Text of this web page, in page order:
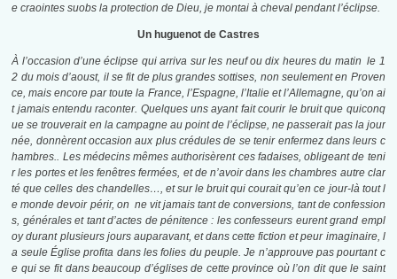
e craointes suobs la protection de Dieu, je montai à cheval pendant l’éclipse.
Un huguenot de Castres
À l’occasion d’une éclipse qui arriva sur les neuf ou dix heures du matin le 1
2 du mois d’aoust, il se fit de plus grandes sottises, non seulement en Proven
ce, mais encore par toute la France, l’Espagne, l’Italie et l’Allemagne, qu’on ai
t jamais entendu raconter. Quelques uns ayant fait courir le bruit que quiconq
ue se trouverait en la campagne au point de l’éclipse, ne passerait pas la jour
née, donnèrent occasion aux plus crédules de se tenir enfermez dans leurs c
hambres.. Les médecins mêmes authorisèrent ces fadaises, obligeant de teni
r les portes et les fenêtres fermées, et de n’avoir dans les chambres autre clar
té que celles des chandelles…, et sur le bruit qui courait qu’en ce jour-là tout l
e monde devoir périr, on ne vit jamais tant de conversions, tant de confession
s, générales et tant d’actes de pénitence : les confesseurs eurent grand empl
oy durant plusieurs jours auparavant, et dans cette fiction et peur imaginaire, l
a seule Église profita dans les folies du peuple. Je n’approuve pas pourtant c
e qui se fit dans beaucoup d’églises de cette province où l’on dit que le saint